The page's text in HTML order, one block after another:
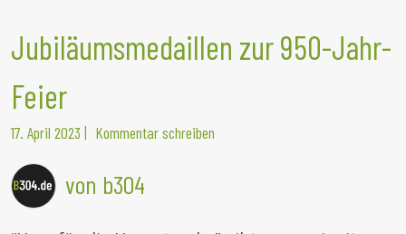
Jubiläumsmedaillen zur 950-Jahr-
Feier
17. April 2023 | Kommentar schreiben
von b304